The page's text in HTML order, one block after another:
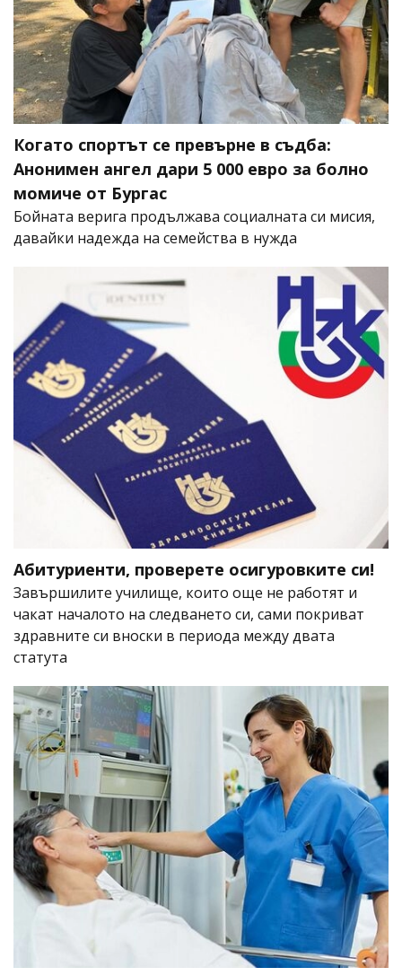
Когато спортът се превърне в съдба:
Анонимен ангел дари 5 000 евро за болно
момиче от Бургас
Бойната верига продължава социалната си мисия,
давайки надежда на семейства в нужда
Абитуриенти, проверете осигуровките си!
Завършилите училище, които още не работят и
чакат началото на следването си, сами покриват
здравните си вноски в периода между двата
статута